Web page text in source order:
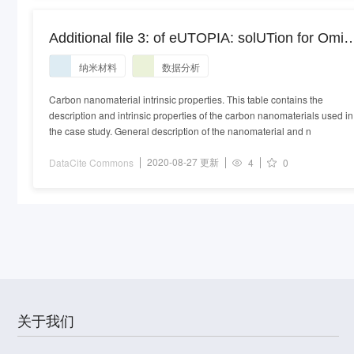
Additional file 3: of eUTOPIA: solUTion for
data PreprocessIng and Analysis
纳米材料 数据分析
Carbon nanomaterial intrinsic properties. This table contains the
description and intrinsic properties of the carbon nanomaterials used in
the case study. General description of the nanomaterial and n
DataCite Commons 2020-08-27 更新 4 0
关于我们